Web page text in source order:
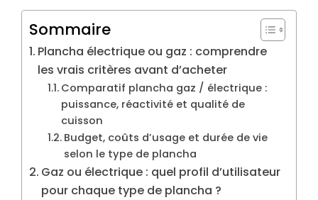
Sommaire
Plancha électrique ou gaz : comprendre
les vrais critères avant d’acheter
Comparatif plancha gaz / électrique :
puissance, réactivité et qualité de
cuisson
Budget, coûts d’usage et durée de vie
selon le type de plancha
Gaz ou électrique : quel profil d’utilisateur
pour chaque type de plancha ?